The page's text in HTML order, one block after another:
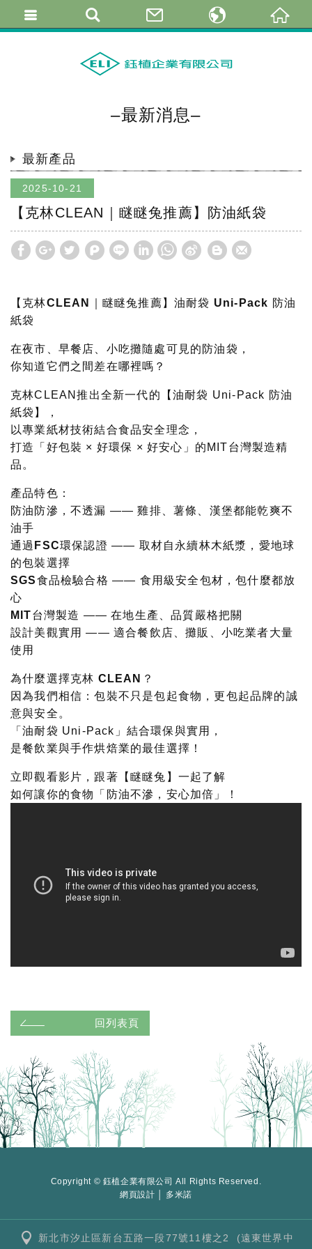
–最新消息–
最新產品
2025-10-21
【克林CLEAN｜瞇瞇兔推薦】防油紙袋
【克林CLEAN｜瞇瞇兔推薦】油耐袋 Uni-Pack 防油
紙袋
在夜市、早餐店、小吃攤隨處可見的防油袋，
你知道它們之間差在哪裡嗎？
克林CLEAN推出全新一代的【油耐袋 Uni-Pack 防油
紙袋】，
以專業紙材技術結合食品安全理念，
打造「好包裝 × 好環保 × 好安心」的MIT台灣製造精
品。
產品特色：
防油防滲，不透漏 —— 雞排、薯條、漢堡都能乾爽不
油手
通過FSC環保認證 —— 取材自永續林木紙漿，愛地球
的包裝選擇
SGS食品檢驗合格 —— 食用級安全包材，包什麼都放
心
MIT台灣製造 —— 在地生產、品質嚴格把關
設計美觀實用 —— 適合餐飲店、攤販、小吃業者大量
使用
為什麼選擇克林 CLEAN？
因為我們相信：包裝不只是包起食物，更包起品牌的誠
意與安全。
「油耐袋 Uni-Pack」結合環保與實用，
是餐飲業與手作烘焙業的最佳選擇！
立即觀看影片，跟著【瞇瞇兔】一起了解
如何讓你的食物「防油不滲，安心加倍」！
回列表頁
Copyright © 鈺植企業有限公司 All Rights Reserved.
網頁設計 │ 多米諾
新北市汐止區新台五路一段77號11樓之2 (遠東世界中
简体中文